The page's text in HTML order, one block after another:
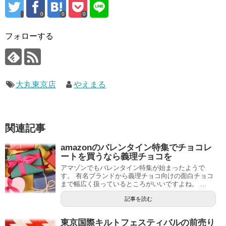
0 0 0
フォローする
大丸東京店 やえまる
関連記事
amazonのバレンタイン特集でチョコレ
ートを買うなら義理チョコを
アマゾンでもバレンタイン特集が始まったようで
す。 有名ブランドから義理チョコ向けの面白チョコ
まで幅広く扱っているところがいいですよね。 ...
記事を読む
東京国際キルトフェスティバルの前売り